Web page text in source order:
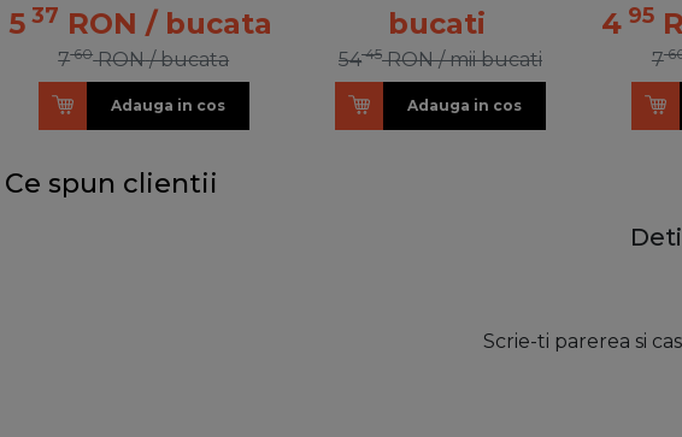
5 37 RON / bucata
760 RON / bucata
Adauga in cos
bucati
5445 RON / mii bucati
Adauga in cos
4 95
7
Ce spun clientii
Scrie-ti parerea si